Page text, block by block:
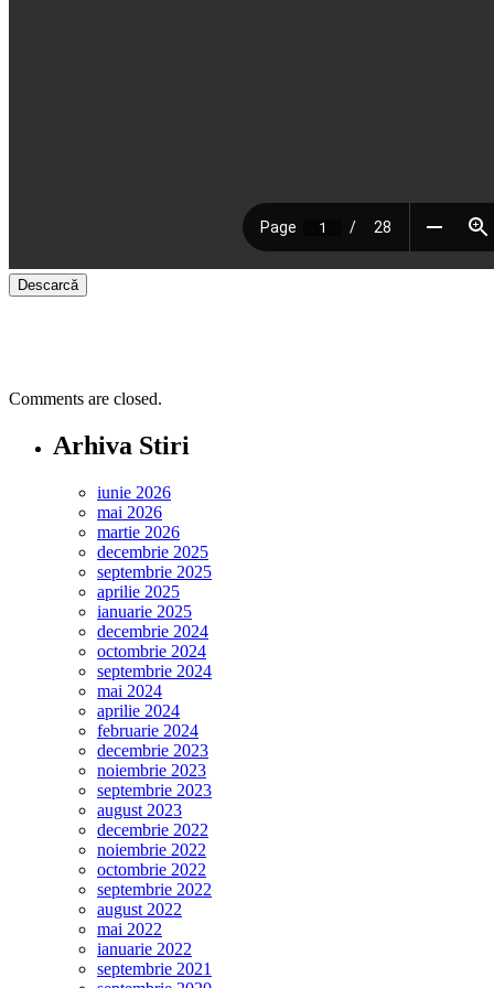
Descarcă
Comments are closed.
Arhiva Stiri
iunie 2026
mai 2026
martie 2026
decembrie 2025
septembrie 2025
aprilie 2025
ianuarie 2025
decembrie 2024
octombrie 2024
septembrie 2024
mai 2024
aprilie 2024
februarie 2024
decembrie 2023
noiembrie 2023
septembrie 2023
august 2023
decembrie 2022
noiembrie 2022
octombrie 2022
septembrie 2022
august 2022
mai 2022
ianuarie 2022
septembrie 2021